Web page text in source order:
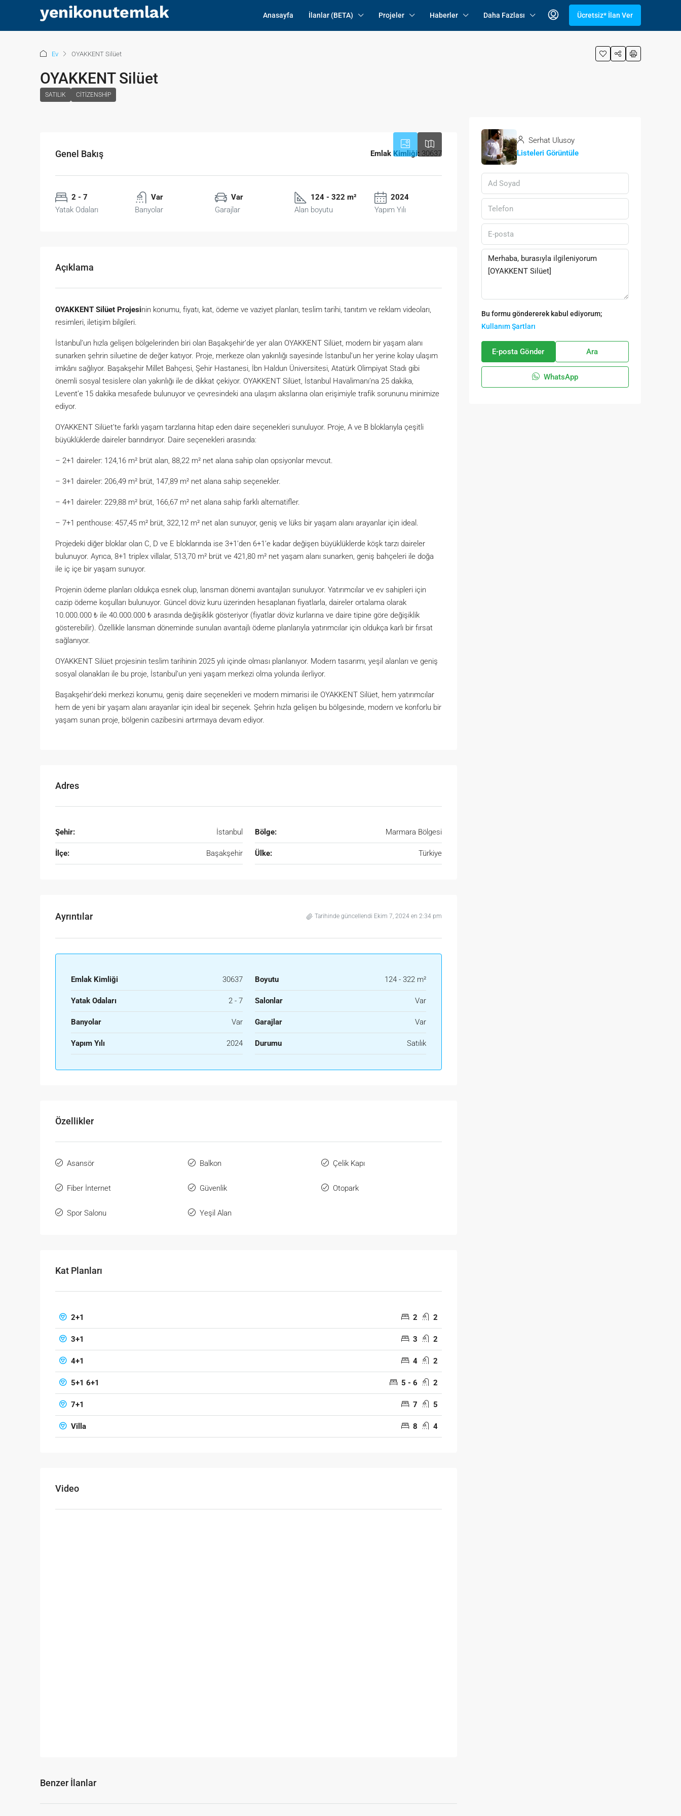
Anasayfa İlanlar (BETA) Projeler Haberler Daha Fazlası Ücretsiz* İlan Ver
Ev OYAKKENT Silüet
OYAKKENT Silüet
SATILIK CITIZENSHIP
Genel Bakış Emlak Kimliği: 30637
2 - 7
Yatak Odaları
Var
Banyolar
Var
Garajlar
124 - 322 m²
Alan boyutu
2024
Yapım Yılı
Açıklama
OYAKKENT Silüet Projesinin konumu, fiyatı, kat, ödeme ve vaziyet planları, teslim tarihi, tanıtım ve reklam videoları,
resimleri, iletişim bilgileri.
İstanbul’un hızla gelişen bölgelerinden biri olan Başakşehir’de yer alan OYAKKENT Silüet, modern bir yaşam alanı
sunarken şehrin siluetine de değer katıyor. Proje, merkeze olan yakınlığı sayesinde İstanbul’un her yerine kolay ulaşım
imkânı sağlıyor. Başakşehir Millet Bahçesi, Şehir Hastanesi, İbn Haldun Üniversitesi, Atatürk Olimpiyat Stadı gibi
önemli sosyal tesislere olan yakınlığı ile de dikkat çekiyor. OYAKKENT Silüet, İstanbul Havalimanı’na 25 dakika,
Levent’e 15 dakika mesafede bulunuyor ve çevresindeki ana ulaşım akslarına olan erişimiyle trafik sorununu minimize
ediyor.
OYAKKENT Silüet’te farklı yaşam tarzlarına hitap eden daire seçenekleri sunuluyor. Proje, A ve B bloklarıyla çeşitli
büyüklüklerde daireler barındırıyor. Daire seçenekleri arasında:
– 2+1 daireler: 124,16 m² brüt alan, 88,22 m² net alana sahip olan opsiyonlar mevcut.
– 3+1 daireler: 206,49 m² brüt, 147,89 m² net alana sahip seçenekler.
– 4+1 daireler: 229,88 m² brüt, 166,67 m² net alana sahip farklı alternatifler.
– 7+1 penthouse: 457,45 m² brüt, 322,12 m² net alan sunuyor, geniş ve lüks bir yaşam alanı arayanlar için ideal.
Projedeki diğer bloklar olan C, D ve E bloklarında ise 3+1’den 6+1’e kadar değişen büyüklüklerde köşk tarzı daireler
bulunuyor. Ayrıca, 8+1 triplex villalar, 513,70 m² brüt ve 421,80 m² net yaşam alanı sunarken, geniş bahçeleri ile doğa
ile iç içe bir yaşam sunuyor.
Projenin ödeme planları oldukça esnek olup, lansman dönemi avantajları sunuluyor. Yatırımcılar ve ev sahipleri için
cazip ödeme koşulları bulunuyor. Güncel döviz kuru üzerinden hesaplanan fiyatlarla, daireler ortalama olarak
10.000.000 ₺ ile 40.000.000 ₺ arasında değişiklik gösteriyor (fiyatlar döviz kurlarına ve daire tipine göre değişiklik
gösterebilir). Özellikle lansman döneminde sunulan avantajlı ödeme planlarıyla yatırımcılar için oldukça karlı bir fırsat
sağlanıyor.
OYAKKENT Silüet projesinin teslim tarihinin 2025 yılı içinde olması planlanıyor. Modern tasarımı, yeşil alanları ve geniş
sosyal olanakları ile bu proje, İstanbul’un yeni yaşam merkezi olma yolunda ilerliyor.
Başakşehir’deki merkezi konumu, geniş daire seçenekleri ve modern mimarisi ile OYAKKENT Silüet, hem yatırımcılar
hem de yeni bir yaşam alanı arayanlar için ideal bir seçenek. Şehrin hızla gelişen bu bölgesinde, modern ve konforlu bir
yaşam sunan proje, bölgenin cazibesini artırmaya devam ediyor.
Adres
Şehir: İstanbul Bölge: Marmara Bölgesi
İlçe: Başakşehir Ülke: Türkiye
Ayrıntılar Tarihinde güncellendi Ekim 7, 2024 en 2:34 pm
Emlak Kimliği 30637 Boyutu 124 - 322 m²
Yatak Odaları 2 - 7 Salonlar Var
Banyolar Var Garajlar Var
Yapım Yılı 2024 Durumu Satılık
Özellikler
Asansör Balkon Çelik Kapı
Fiber İnternet Güvenlik Otopark
Spor Salonu Yeşil Alan
Kat Planları
2+1 2 2
3+1 3 2
4+1 4 2
5+1 6+1 5 - 6 2
7+1 7 5
Villa 8 4
Video
Benzer İlanlar
Serhat Ulusoy
Listeleri Görüntüle
Bu formu göndererek kabul ediyorum;
Kullanım Şartları
E-posta Gönder Ara
WhatsApp